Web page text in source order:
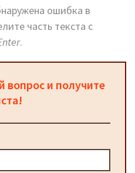
ошибка в
часть текста с
.
вопрос и получите